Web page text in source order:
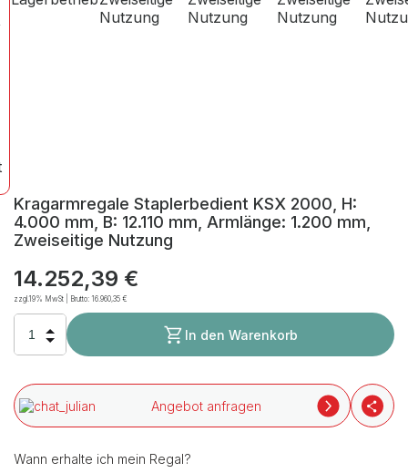
Kragarmregale Staplerbedient KSX 2000, H:
4.000 mm, B: 12.110 mm, Armlänge: 1.200 mm,
Zweiseitige Nutzung
14.252,39 €
zzgl.19% MwSt | Brutto:16.960,35 €
In den Warenkorb
Angebot anfragen
Wann erhalte ich mein Regal?